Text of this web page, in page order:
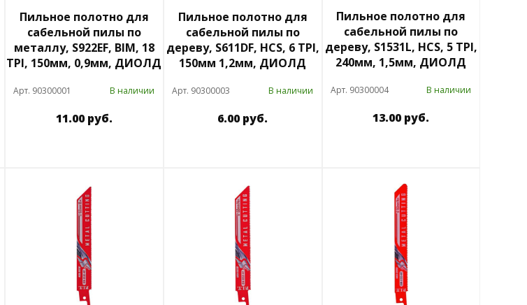
Пильное полотно для
сабельной пилы по
металлу, S922EF, BIM, 18
TPI, 150мм, 0,9мм, ДИОЛД
Арт. 90300001 В наличии
11.00 руб.
Пильное полотно для
сабельной пилы по
дереву, S611DF, HCS, 6 TPI,
150мм 1,2мм, ДИОЛД
Арт. 90300003 В наличии
6.00 руб.
Пильное полотно для
сабельной пилы по
дереву, S1531L, HCS, 5 TPI,
240мм, 1,5мм, ДИОЛД
Арт. 90300004 В наличии
13.00 руб.